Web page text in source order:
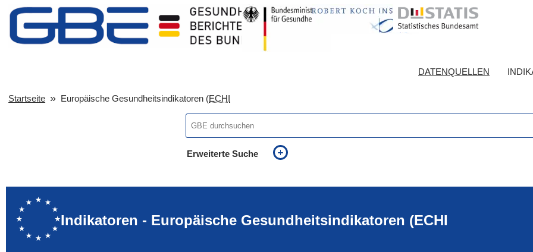
DATENQUELLEN
Startseite Europäische Gesundheitsindikatoren (ECHI
Erweiterte Suche
Indikatoren - Europäische Gesundheitsindikatoren (ECHI